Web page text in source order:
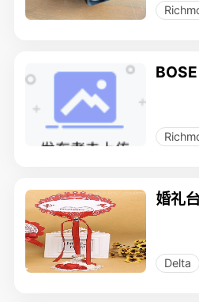
婚礼
Delta